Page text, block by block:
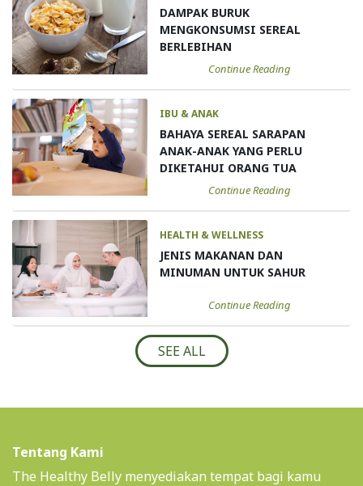
DAMPAK BURUK
MENGKONSUMSI SEREAL
BERLEBIHAN
Continue Reading
IBU & ANAK
BAHAYA SEREAL SARAPAN
ANAK-ANAK YANG PERLU
DIKETAHUI ORANG TUA
Continue Reading
HEALTH & WELLNESS
JENIS MAKANAN DAN
MINUMAN UNTUK SAHUR
Continue Reading
SEE ALL
Tentang Kami
The Healthy Belly menyediakan tempat bagi kamu